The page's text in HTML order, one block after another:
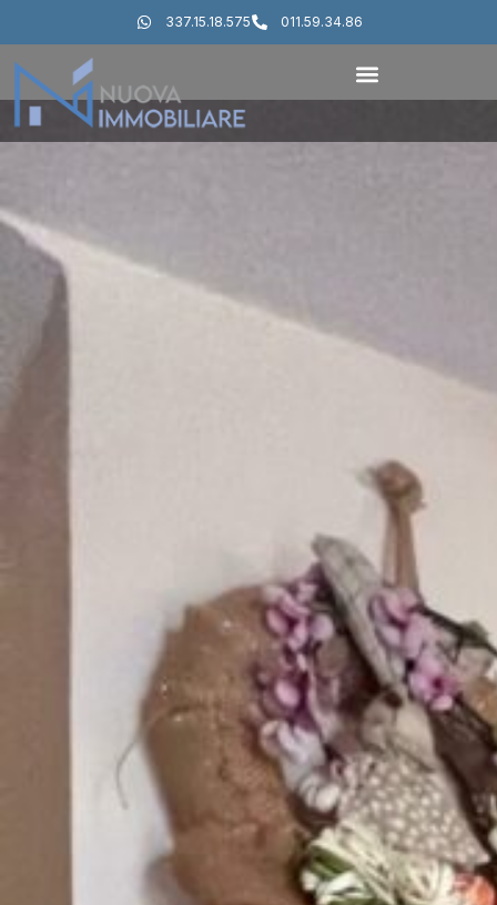
337.15.18.575 011.59.34.86